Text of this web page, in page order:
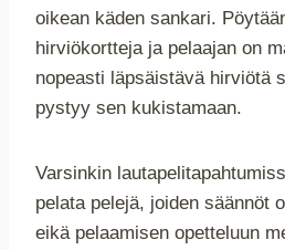
oikean käden sankari.
hirviökortteja ja pelaajan on
nopeasti läpsäistävä hirviötä
pystyy sen kukistamaan.
Varsinkin
pelata pelejä, joiden säännöt
eikä pelaamisen opetteluun